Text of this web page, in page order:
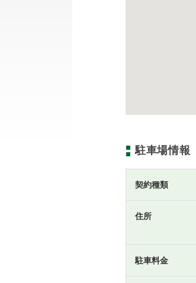
駐車場情報
契約種類
住所
駐車料金